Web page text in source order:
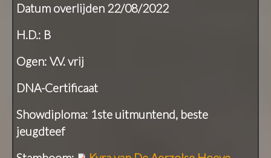
Datum overlijden 22/08/2022
H.D.: B
Ogen: V.V. vrij
DNA-Certificaat
Showdiploma: 1ste uitmuntend, beste
jeugdteef